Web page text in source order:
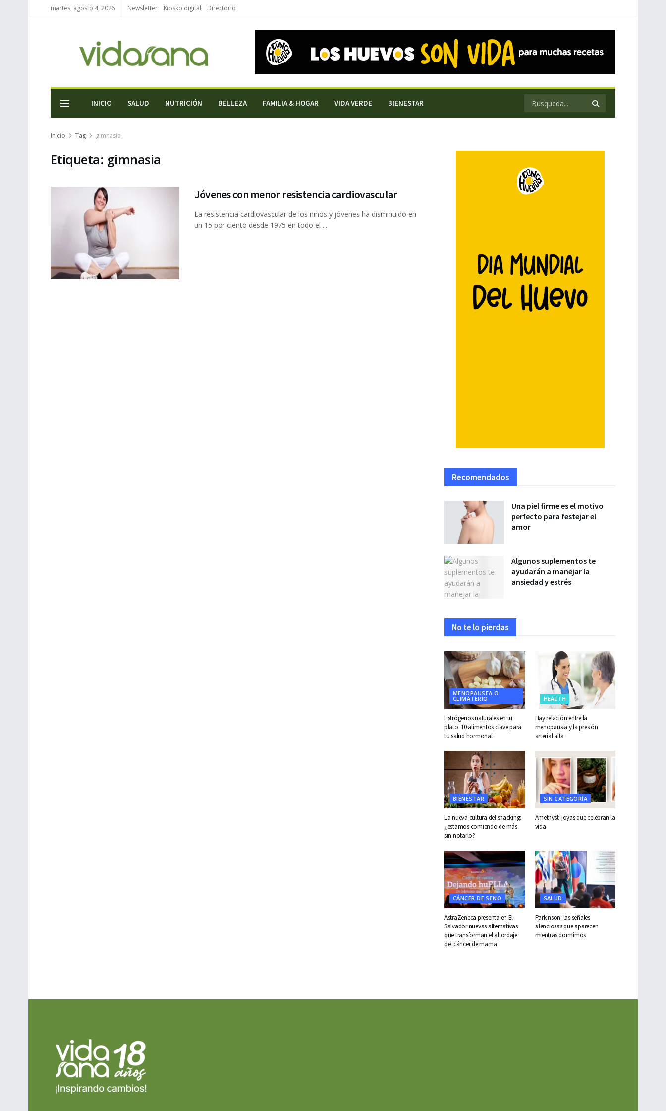
martes, agosto 4, 2026 Newsletter Kiosko digital Directorio
INICIO SALUD NUTRICIÓN BELLEZA FAMILIA & HOGAR VIDA VERDE BIENESTAR
Inicio Tag gimnasia
Etiqueta: gimnasia
Jóvenes con menor resistencia cardiovascular
La resistencia cardiovascular de los niños y jóvenes ha disminuido en
un 15 por ciento desde 1975 en todo el ...
Recomendados
Una piel firme es el motivo
perfecto para festejar el
amor
Algunos suplementos te
ayudarán a manejar la
ansiedad y estrés
No te lo pierdas
MENOPAUSEA O
CLIMATERIO
Estrógenos naturales en tu
plato: 10 alimentos clave para
tu salud hormonal
HEALTH
Hay relación entre la
menopausia y la presión
arterial alta
BIENESTAR
La nueva cultura del snacking:
¿estamos comiendo de más
sin notarlo?
SIN CATEGORÍA
Amethyst: joyas que celebran la
vida
CÁNCER DE SENO
AstraZeneca presenta en El
Salvador nuevas alternativas
que transforman el abordaje
del cáncer de mama
SALUD
Parkinson: las señales
silenciosas que aparecen
mientras dormimos